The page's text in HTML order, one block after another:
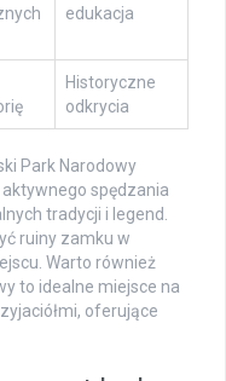
edukacja
Historyczne
odkrycia
Park Narodowy
spędzania
tradycji i legend.
ruiny zamku w
Warto również
to idealne miejsce na
oferujące